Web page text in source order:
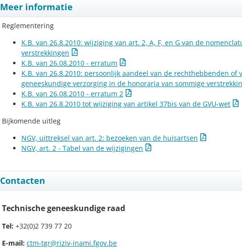
Meer informatie
Reglementering
K.B. van 26.8.2010: wijziging van art. 2, A, F, en G van de
verstrekkingen
K.B. van 26.08.2010 - erratum
K.B. van 26.8.2010: persoonlijk aandeel van de rechthebbenden of
geneeskundige verzorging in de honoraria van sommige
K.B. van 26.08.2010 - erratum 2
K.B. van 26.8.2010 tot wijziging van artikel 37bis van de GVU-wet
Bijkomende uitleg
NGV, uittreksel van art. 2: bezoeken van de huisartsen
NGV, art. 2 - Tabel van de wijzigingen
Contacten
Technische geneeskundige raad
Tel: +32(0)2 739 77 20
E-mail: ctm-tgr@riziv-inami.fgov.be